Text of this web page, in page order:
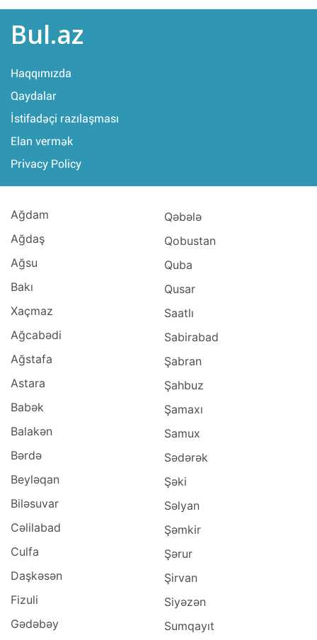
Masallı (1)
Mingəçevir (1)
Tovuz (1)
Kəlbəcər (1)
Bul.az
Haqqımızda
Qaydalar
İstifadəçi razılaşması
Elan vermək
Privacy Policy
Ağdam
Ağdaş
Ağsu
Bakı
Xaçmaz
Ağcabədi
Ağstafa
Astara
Babək
Balakən
Bərdə
Beyləqan
Biləsuvar
Cəlilabad
Culfa
Daşkəsən
Fizuli
Gədəbəy
Qəbələ
Qobustan
Quba
Qusar
Saatlı
Sabirabad
Şabran
Şahbuz
Şamaxı
Samux
Sədərək
Şəki
Səlyan
Şəmkir
Şərur
Şirvan
Siyəzən
Sumqayıt